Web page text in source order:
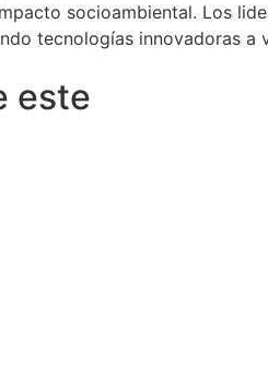
socioambiental. Los
tecnologías innovadoras a
este